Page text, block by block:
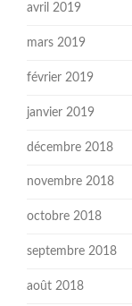
avril 2019
mars 2019
février 2019
janvier 2019
décembre 2018
novembre 2018
octobre 2018
septembre 2018
août 2018